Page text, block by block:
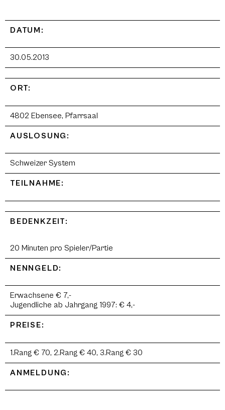
DATUM:
30.05.2013
ORT:
4802 Ebensee, Pfarrsaal
AUSLOSUNG:
Schweizer System
TEILNAHME:
BEDENKZEIT:
20 Minuten pro Spieler/Partie
NENNGELD:
Erwachsene € 7,-
Jugendliche ab Jahrgang 1997: € 4,-
PREISE:
1.Rang € 70, 2.Rang € 40, 3.Rang € 30
ANMELDUNG: